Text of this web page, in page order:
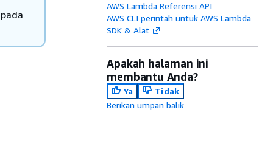
AWS Lambda Referensi API
AWS CLI perintah untuk AWS Lambda
SDK & Alat
Apakah halaman ini
membantu Anda?
Ya
Tidak
Berikan umpan balik